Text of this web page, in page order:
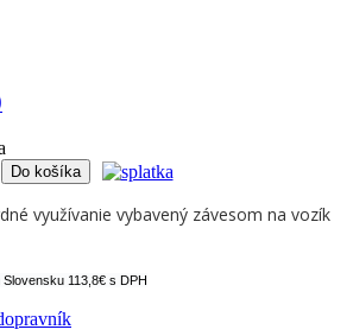
Do košíka
využívanie vybavený závesom na vozík
113,8€ s DPH